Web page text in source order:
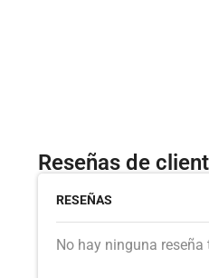
Reseñas de
RESEÑAS
No hay ninguna reseña